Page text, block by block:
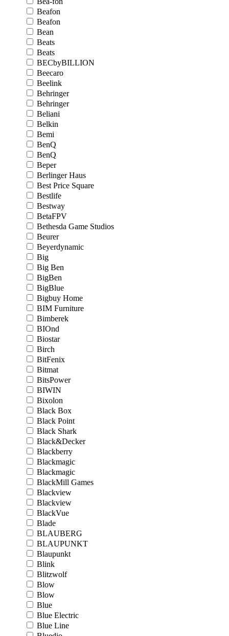
Beafon
Beafon
Bean
Beats
Beats
BECbyBILLION
Beecaro
Beelink
Behringer
Behringer
Beliani
Belkin
Bemi
BenQ
BenQ
Beper
Berlinger Haus
Best Price Square
Bestlife
Bestway
BetaFPV
Bethesda Game Studios
Beurer
Beyerdynamic
Big
Big Ben
BigBen
BigBlue
Bigbuy Home
BIM Furniture
Bimberek
BIOnd
Biostar
Birch
BitFenix
Bitmat
BitsPower
BIWIN
Bixolon
Black Box
Black Point
Black Shark
Black&Decker
Blackberry
Blackmagic
Blackmagic
BlackMill Games
Blackview
Blackview
BlackVue
Blade
BLAUBERG
BLAUPUNKT
Blaupunkt
Blink
Blitzwolf
Blow
Blow
Blue
Blue Electric
Blue Line